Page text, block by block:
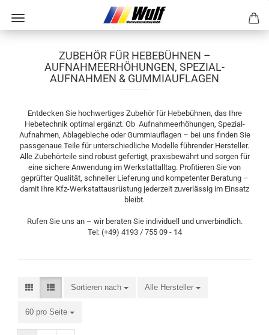
ZUBEHÖR FÜR HEBEBÜHNEN –
AUFNAHMEERHÖHUNGEN, SPEZIAL-
AUFNAHMEN & GUMMIAUFLAGEN
Entdecken Sie hochwertiges Zubehör für Hebebühnen, das Ihre
Hebetechnik optimal ergänzt. Ob Aufnahmeerhöhungen, Spezial-
Aufnahmen, Ablagebleche oder Gummiauflagen – bei uns finden Sie
passgenaue Teile für unterschiedliche Modelle führender Hersteller.
Alle Zubehörteile sind robust gefertigt, praxisbewährt und sorgen für
eine sichere Anwendung im Werkstattalltag. Profitieren Sie von
geprüfter Qualität, schneller Lieferung und kompetenter Beratung –
damit Ihre Kfz-Werkstattausrüstung jederzeit zuverlässig im Einsatz
bleibt.
Rufen Sie uns an – wir beraten Sie individuell und unverbindlich.
Tel: (+49) 4193 / 755 09 - 14
Sortieren nach Alle Hersteller
60 pro Seite